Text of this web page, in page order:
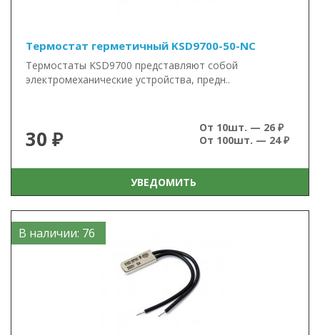
Термостат герметичный KSD9700-50-NC
Термостаты KSD9700 представляют собой
электромеханические устройства, предн..
30 ₽
От 10шт. — 26 ₽
От 100шт. — 24 ₽
УВЕДОМИТЬ
В наличии: 76